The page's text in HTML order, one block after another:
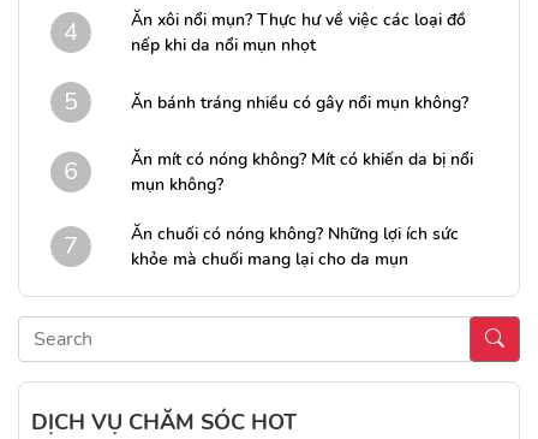
4
Ăn xôi nổi mụn? Thực hư về việc các loại đồ
nếp khi da nổi mụn nhọt
5 Ăn bánh tráng nhiều có gây nổi mụn không?
6
Ăn mít có nóng không? Mít có khiến da bị nổi
mụn không?
7
Ăn chuối có nóng không? Những lợi ích sức
khỏe mà chuối mang lại cho da mụn
DỊCH VỤ CHĂM SÓC HOT